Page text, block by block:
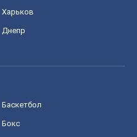
Харьков
Днепр
Баскетбол
Бокс